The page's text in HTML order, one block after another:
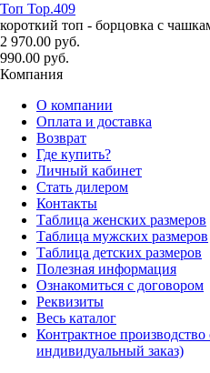
Топ Top.409
короткий топ - борцовка с
2 970.00 руб.
990.00 руб.
Компания
О компании
Оплата и доставка
Возврат
Где купить?
Личный кабинет
Стать дилером
Контакты
Таблица женских размеров
Таблица мужских размеров
Таблица детских размеров
Полезная информация
Ознакомиться с договором
Реквизиты
Весь каталог
Контрактное
индивидуальный заказ)